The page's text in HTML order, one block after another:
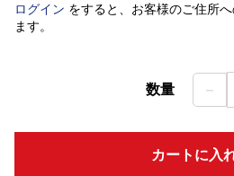
ログイン をすると、お客様のご住所
ます。
数量 －
カートに入